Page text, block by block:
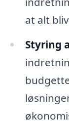
at alt
Styring